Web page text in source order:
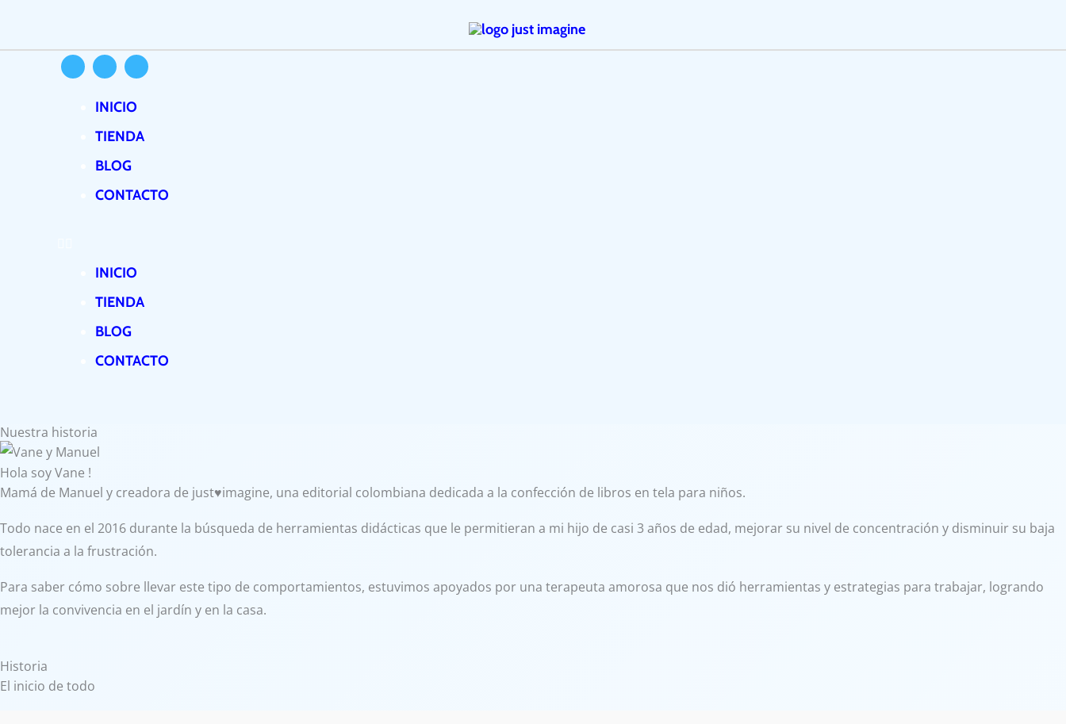
INICIO
TIENDA
BLOG
CONTACTO
INICIO
TIENDA
BLOG
CONTACTO
Nuestra historia
Hola soy Vane !
Mamá de Manuel y creadora de just♥️imagine, una editorial colombiana dedicada a la confección de libros en tela para niños.
Todo nace en el 2016 durante la búsqueda de herramientas didácticas que le permitieran a mi hijo de casi 3 años de edad, mejorar su nivel de concentración y disminuir su baja
tolerancia a la frustración.
Para saber cómo sobre llevar este tipo de comportamientos, estuvimos apoyados por una terapeuta amorosa que nos dió herramientas y estrategias para trabajar, logrando
mejor la convivencia en el jardín y en la casa.
Historia
El inicio de todo